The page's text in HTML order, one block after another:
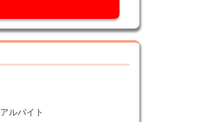
ルバイト